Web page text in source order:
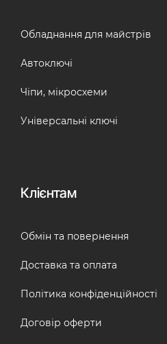
Обладнання для майстрів
Автоключі
Чіпи, мікросхеми
Універсальні ключі
Клієнтам
Обмін та повернення
Доставка та оплата
Політика конфіденційності
Договір оферти